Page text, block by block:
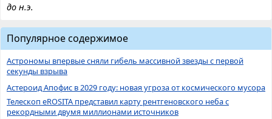
до н.э.
Популярное содержимое
Астрономы впервые сняли гибель массивной звезды с первой
секунды взрыва
Астероид Апофис в 2029 году: новая угроза от космического мусора
Телескоп eROSITA представил карту рентгеновского неба с
рекордными двумя миллионами источников